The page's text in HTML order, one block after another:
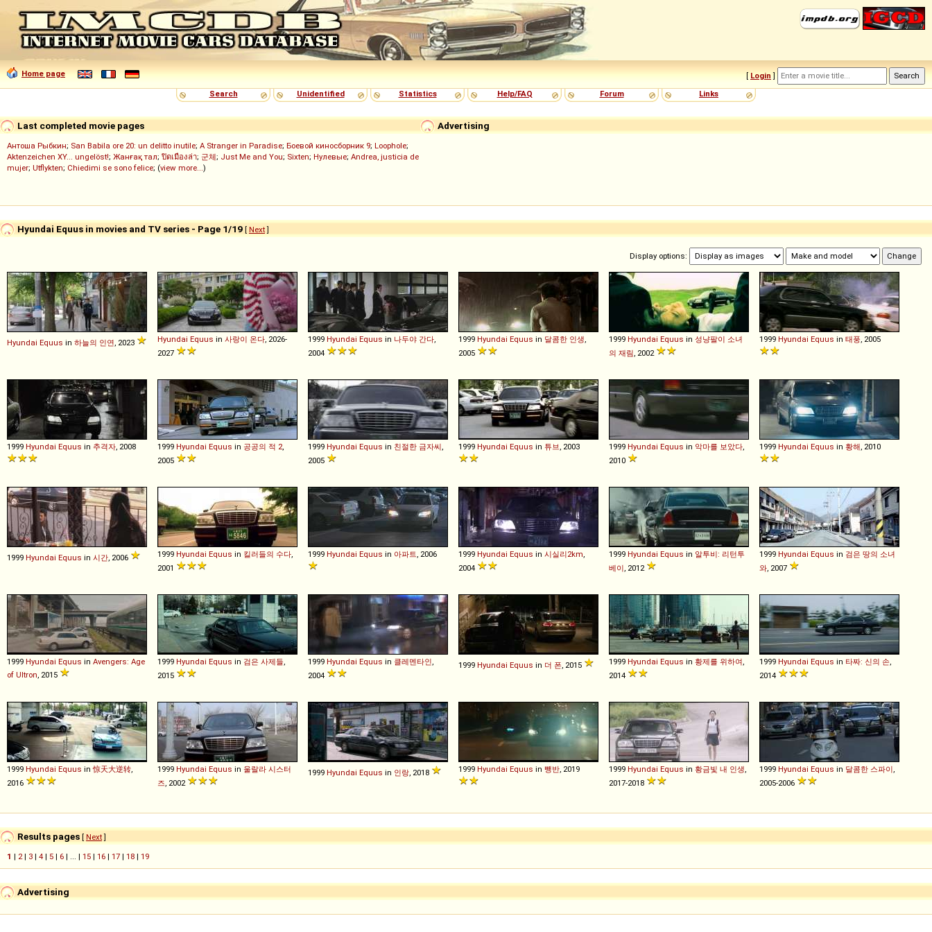
Home page [ Login ]
Search
Unidentified Statistics Help/FAQ Forum Links
Advertising
Last completed movie pages
Антоша Рыбкин; San Babila ore 20: un delitto inutile; A Stranger in Paradise; Боевой киносборник 9; Loophole;
Aktenzeichen XY... ungelöst!; Жанғақ тал; ปิดเมืองล่า; 군체; Just Me and You; Sixten; Нулевые; Andrea, justicia de
mujer; Utflykten; Chiedimi se sono felice; (view more...)
Hyundai Equus in movies and TV series - Page 1/19 [ Next]
Display options:
Hyundai Equus in 하늘의 인연 , 2023 Hyundai Equus in 사랑이 온다 , 2026-
2027
1999 Hyundai Equus in 나두야 간다
2004
1999 Hyundai Equus in 달콤한 인생
2005
1999 Hyundai Equus in 성냥팔이 소녀
의 재림 , 2002
1999 Hyundai Equus in 태풍 , 2005
1999 Hyundai Equus in 추격자 , 2008 1999 Hyundai Equus in 공공의 적 2
2005
1999 Hyundai Equus in 친절한 금자씨
2005
1999 Hyundai Equus in 튜브 , 2003 1999 Hyundai Equus in 악마를 보았다
2010
1999 Hyundai Equus in 황해 , 2010
1999 Hyundai Equus in 시간 , 2006 1999 Hyundai Equus in 킬러들의 수다
2001
1999 Hyundai Equus in 아파트 , 2006 1999 Hyundai Equus in 시실리2km
2004
1999 Hyundai Equus in 알투비: 리턴투
베이 , 2012
1999 Hyundai Equus in 검은 땅의 소녀
와 , 2007
1999 Hyundai Equus in Avengers: Age
of Ultron , 2015
1999 Hyundai Equus in 검은 사제들
2015
1999 Hyundai Equus in 클레멘타인
2004
1999 Hyundai Equus in 더 폰 , 2015 1999 Hyundai Equus in 황제를 위하여
2014
1999 Hyundai Equus in 타짜: 신의 손
2014
1999 Hyundai Equus in惊天大逆转
2016
1999 Hyundai Equus in 울랄라 시스터
즈 , 2002
1999 Hyundai Equus in 인랑 , 2018 1999 Hyundai Equus in 뺑반 , 2019 1999 Hyundai Equus in 황금빛 내 인생
2017-2018
1999 Hyundai Equus in 달콤한 스파이
2005-2006
Results pages [ Next]
1 | 2 | 3 | 4 | 5 | 6 | ... | 15 | 16 | 17 | 18 | 19
Advertising